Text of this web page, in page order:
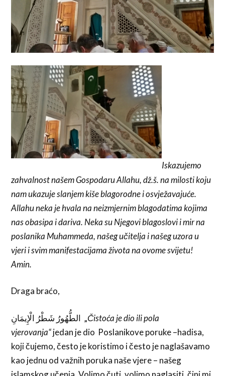
Iskazujemo
zahvalnost našem Gospodaru Allahu, dž.š. na milosti koju
nam ukazuje slanjem kiše blagorodne i osvježavajuće.
Allahu neka je hvala na neizmjernim blagodatima kojima
nas obasipa i dariva. Neka su Njegovi blagoslovi i mir na
poslanika Muhammeda, našeg učitelja i našeg uzora u
vjeri i svim manifestacijama života na ovome svijetu!
Amin.
Draga braćo,
الطُّهُورُ شَطْرُ الْإِيمَانِ „Čistoća je dio ili pola
vjerovanja“jedan je dio Poslanikove poruke –hadisa,
koji čujemo, često je koristimo i često je naglašavamo
kao jednu od važnih poruka naše vjere – našeg